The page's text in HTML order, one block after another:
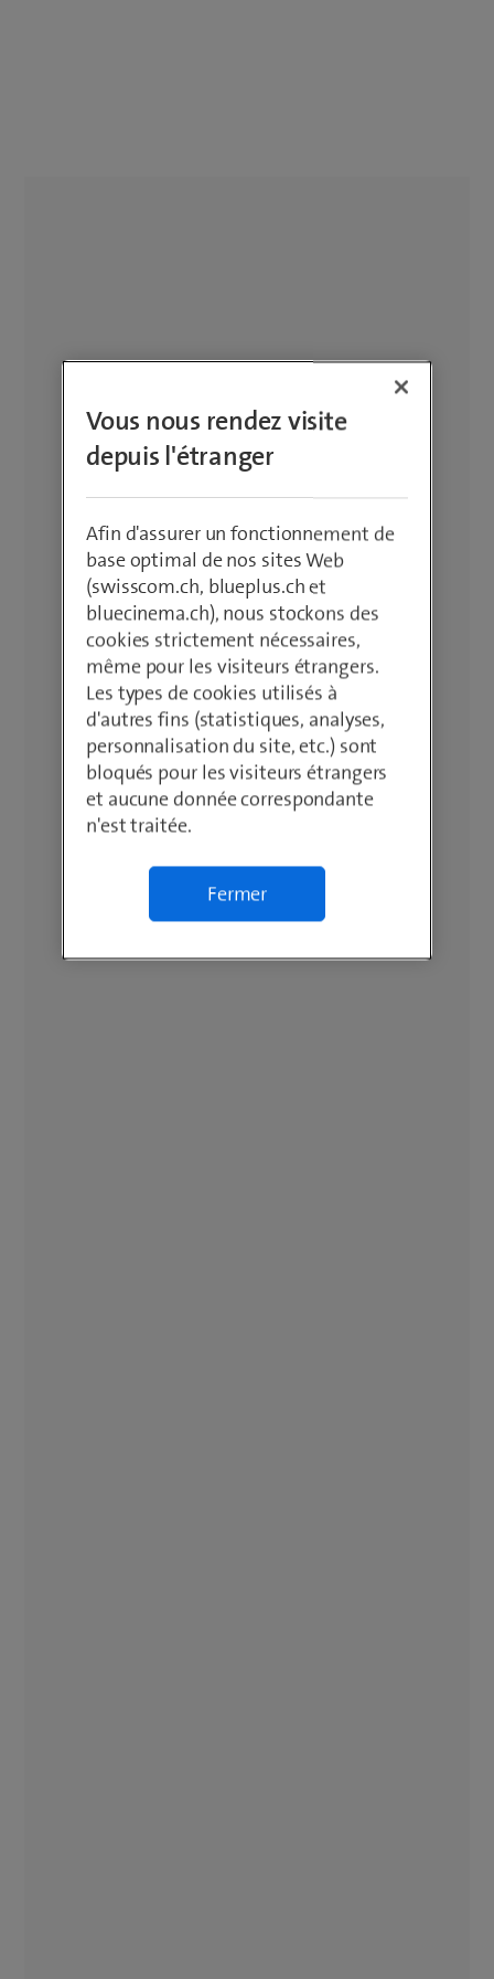
Vous nous rendez visite
depuis l'étranger
Afin d'assurer un fonctionnement de
base optimal de nos sites Web
(swisscom.ch, blueplus.ch et
bluecinema.ch), nous stockons des
cookies strictement nécessaires,
même pour les visiteurs étrangers.
Les types de cookies utilisés à
d'autres fins (statistiques, analyses,
personnalisation du site, etc.) sont
bloqués pour les visiteurs étrangers
et aucune donnée correspondante
n'est traitée.
Fermer